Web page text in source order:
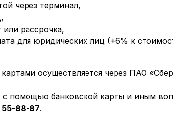
через терминал,
или рассрочка,
для юридических лиц (+6% к
осуществляется через ПАО
помощью банковской карты и иным
55-88-87.